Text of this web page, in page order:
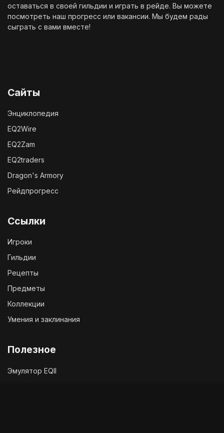
оставаться в своей гильдии и играть в рейде. Вы можете
посмотреть наш прогресс или вакансии. Мы будем рады
сыграть с вами вместе!
Сайты
Энциклопедия
EQ2Wire
EQ2Zam
EQ2traders
Dragon's Armory
Рейдпрогресс
Ссылки
Игроки
Гильдии
Рецепты
Предметы
Коллекции
Умения и заклинания
Полезное
Эмулятор EQII